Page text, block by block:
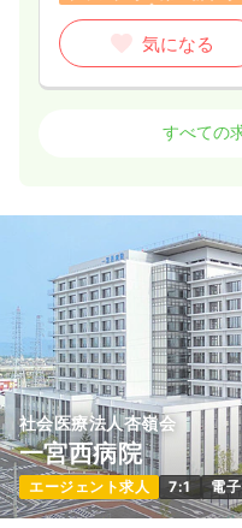
日勤のみ（常勤）
給与 373 万円/年
ブランク可
検診・健診保健師
日勤のみ（常勤）
給与 27.0 万円/月 賞与2.7
※経験3年の例
時間 8:30～17:30（休憩
日祝休み
4週8休以上
第二新卒可
月給27万
気になる
気になる
正・准看護師
※経験5年の例
時間 8:30～16:30（休憩
日祝休み
ブランク可
気になる
日勤のみ（パート）
給与 時給1,640円〜
時間 8:30～16:30
すべての
社会医療法人杏嶺会
一宮西病院
エージェント求人 7:1 電